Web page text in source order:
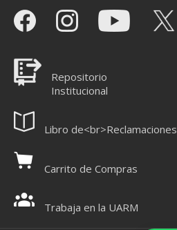
Repositorio
Institucional
Libro de<br>Reclamaciones
Carrito de Compras
Trabaja en la UARM